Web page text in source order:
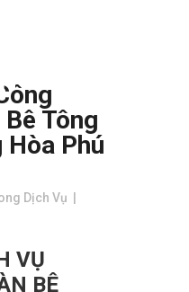
Phú
Tông
Phú
Dịch Vụ
VỤ
BÊ